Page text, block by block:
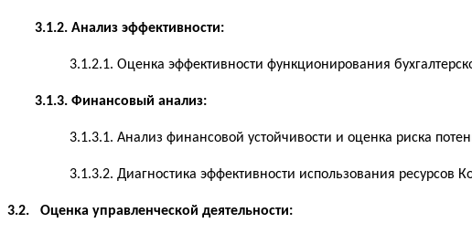
3.1.2. Анализ эффективности:
3.1.2.1. Оценка эффективности функционирования
3.1.3. Финансовый анализ:
3.1.3.1. Анализ финансовой устойчивости и оценка риска
3.1.3.2. Диагностика эффективности использования
3.2. Оценка управленческой деятельности: